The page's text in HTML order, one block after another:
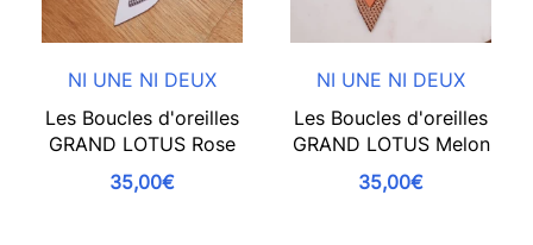
NI UNE NI DEUX
Les Boucles d'oreilles
GRAND LOTUS Rose
35,00€
NI UNE NI DEUX
Les Boucles d'oreilles
GRAND LOTUS Melon
35,00€